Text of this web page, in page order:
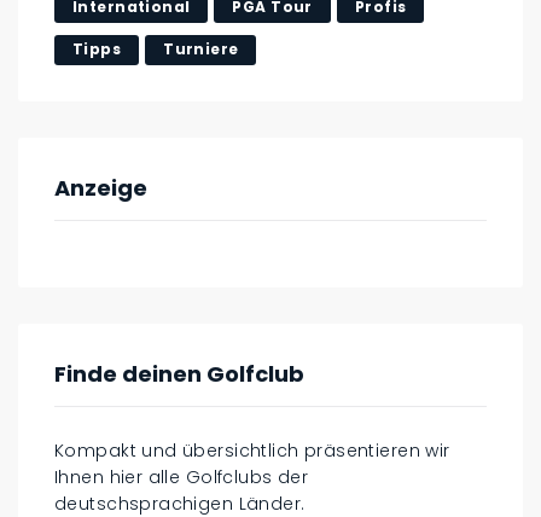
International PGA Tour Profis
Tipps Turniere
Anzeige
Finde deinen Golfclub
Kompakt und übersichtlich präsentieren wir
Ihnen hier alle Golfclubs der
deutschsprachigen Länder.